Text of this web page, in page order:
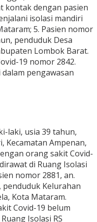
kontak dengan pasien
isolasi mandiri
5. Pasien nomor
penduduk Desa
Lombok Barat.
19 nomor 2842.
pengawasan
laki, usia 39 tahun,
Kecamatan Ampenan,
orang sakit Covid-
di Ruang Isolasi
nomor 2881, an.
penduduk Kelurahan
Kota Mataram.
Covid-19 belum
Isolasi RS